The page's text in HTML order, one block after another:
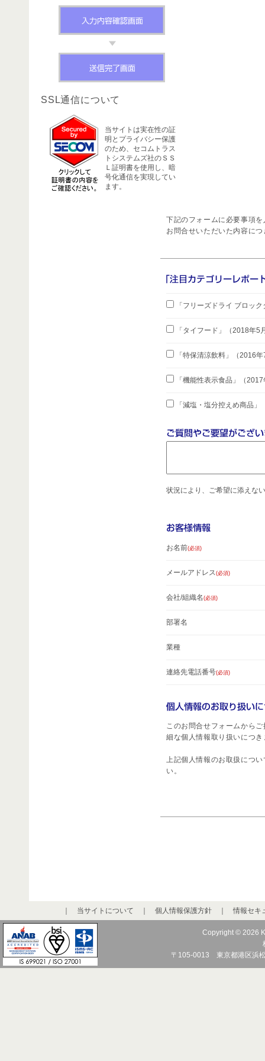
SSL通信について
当サイトは実在性の証
明とプライバシー保護
のため、セコムトラス
トシステムズ社のＳＳ
Ｌ証明書を使用し、暗
号化通信を実現してい
ます。
下記のフォームに必要事項
お問合せいただいた内容に
「フリーズドライ ブロッ
「タイフード」 （2018年5
「特保清涼飲料」 （2016
「機能性表示食品」 （
「減塩・塩分控えめ商品」
状況により、ご希望に添えな
お名前(必須)
メールアドレス(必須)
会社/組織名 (必須)
部署名
業種
連絡先電話番号(必須)
このお問合せフォームから
細な個人情報取り扱いにつ
上記個人情報のお取扱につ
い。
当サイトについて 個人情報保護方針 情報セキ
Copyright © 2026
〒105-0013 東京都港区浜